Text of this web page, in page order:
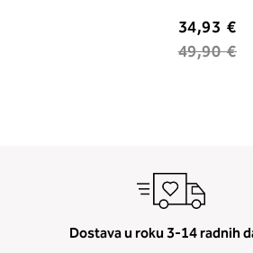
34,93 €
49,90 €
Dostava u roku 3-14 radnih